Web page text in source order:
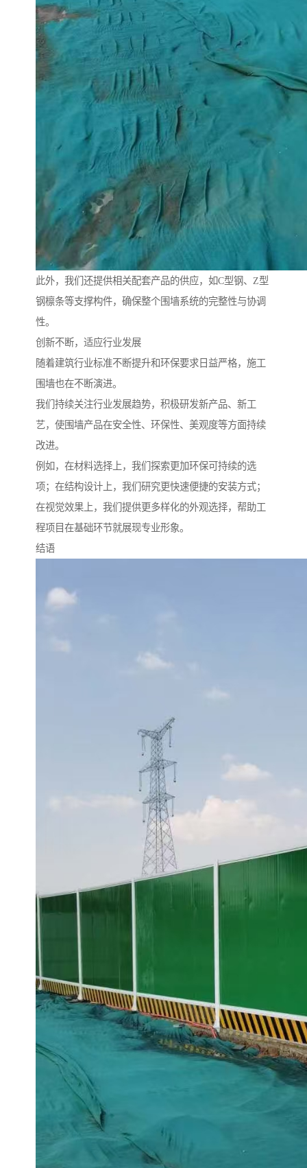
此外，我们还提供相关配套产品的供应，如C型钢、Z型
钢檩条等支撑构件，确保整个围墙系统的完整性与协调
性。
创新不断，适应行业发展
随着建筑行业标准不断提升和环保要求日益严格，施工
围墙也在不断演进。
我们持续关注行业发展趋势，积极研发新产品、新工
艺，使围墙产品在安全性、环保性、美观度等方面持续
改进。
例如，在材料选择上，我们探索更加环保可持续的选
项；在结构设计上，我们研究更快速便捷的安装方式；
在视觉效果上，我们提供更多样化的外观选择，帮助工
程项目在基础环节就展现专业形象。
结语